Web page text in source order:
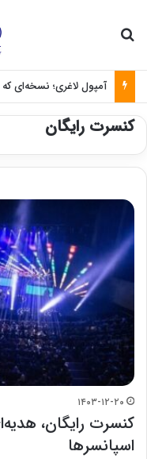
آمپول لاغری؛ نسخه‌ای
کنسرت رایگان
۱۴۰۳-۱۲-۲۰
کنسرت رایگان،
اسپانسرها